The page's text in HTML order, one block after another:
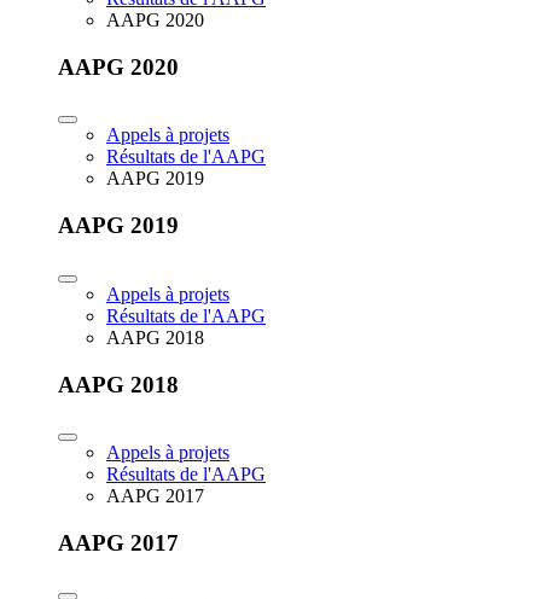
AAPG 2020
AAPG 2020
Appels à projets
Résultats de l'AAPG
AAPG 2019
AAPG 2019
Appels à projets
Résultats de l'AAPG
AAPG 2018
AAPG 2018
Appels à projets
Résultats de l'AAPG
AAPG 2017
AAPG 2017